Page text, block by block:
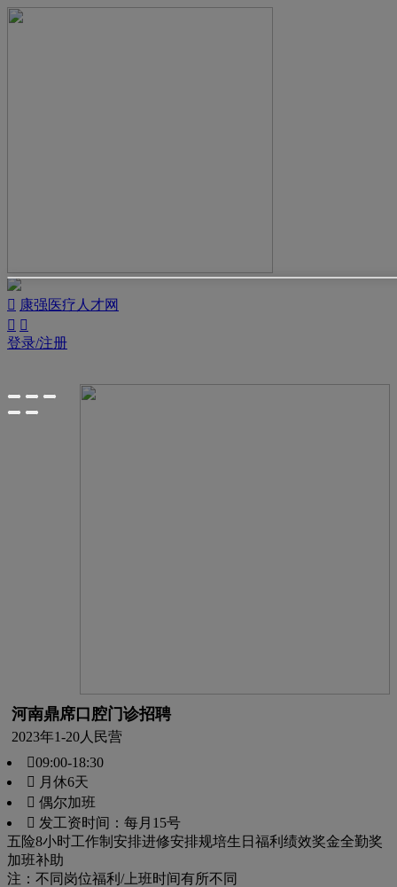
 康强医疗人才网
 
登录/注册
河南鼎席口腔门诊招聘
2023年1-20人 民营
09:00-18:30
 月休6天
 偶尔加班
 发工资时间：每月15号
五险8小时工作制 安排进修安排规培生日福利 绩效奖金全勤奖
加班补助
注：不同岗位福利/上班时间有所不同